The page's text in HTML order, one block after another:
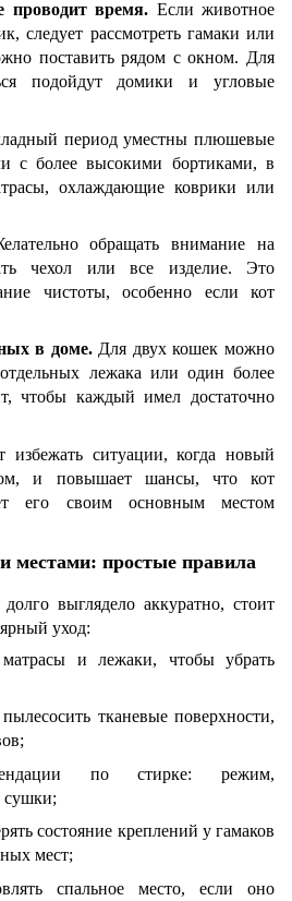
проводит время. Если животное
следует рассмотреть гамаки или
поставить рядом с окном. Для
подойдут домики и угловые
период уместны плюшевые
с более высокими бортиками, в
охлаждающие коврики или
обращать внимание на
чехол или все изделие. Это
чистоты, особенно если кот
в доме.Для двух кошек можно
лежака или один более
чтобы каждый имел достаточно
избежать ситуации, когда новый
и повышает шансы, что кот
его своим основным местом
местами: простые правила
выглядело аккуратно, стоит
уход:
матрасы и лежаки, чтобы убрать
тканевые поверхности,
по стирке: режим,
сушки;
состояние креплений у гамаков
мест;
спальное место, если оно